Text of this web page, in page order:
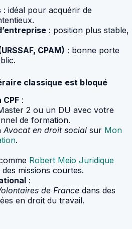
: idéal pour acquérir de
: position plus stable,
CPAM) : bonne porte
classique est bloqué
:
2 ou un DU avec votre
de formation.
Avocat en droit social sur Mon
.
Robert Meio Juridique
missions courtes.
:
de France dans des
en droit du travail.